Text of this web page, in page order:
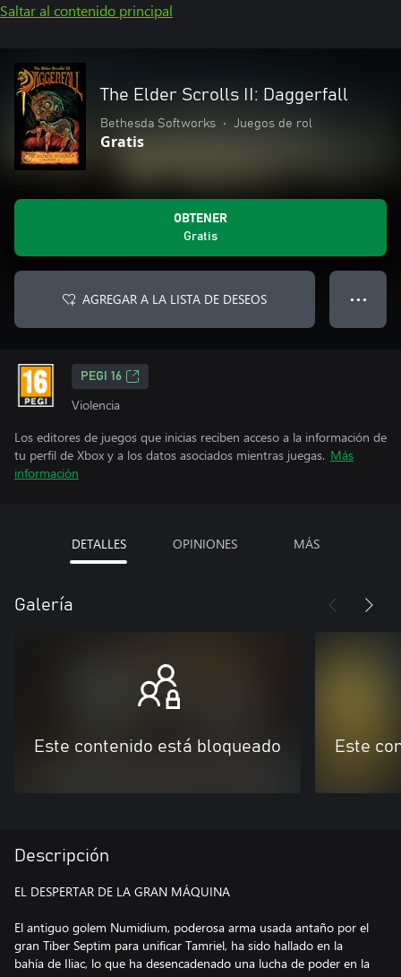
Saltar al contenido principal
The Elder Scrolls II: Daggerfall
Bethesda Softworks • Juegos de rol
Gratis
OBTENER
Gratis
AGREGAR A LA LISTA DE DESEOS ● ● ●
PEGI 16
Violencia
Los editores de juegos que inicias reciben acceso a la información de
tu perfil de Xbox y a los datos asociados mientras juegas. Más
información
DETALLES OPINIONES MÁS
Galería
Este contenido está bloqueado Este
Descripción
EL DESPERTAR DE LA GRAN MÁQUINA
El antiguo golem Numidium, poderosa arma usada antaño por el
gran Tiber Septim para unificar Tamriel, ha sido hallado en la
bahía de Iliac, lo que ha desencadenado una lucha de poder en la